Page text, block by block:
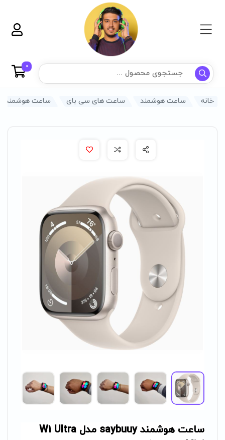
0
خانه ساعت هوشمند ساعت های سی بای ساعت هوشمند saybuuy مدل W1 Ultra Mini (اوپن باکس)
ساعت هوشمند saybuuy مدل W1 Ultra